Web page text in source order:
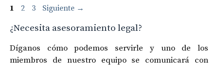
Navegación
entradas
Página
1 Página
2 Página
3 Siguiente →
¿Necesita asesoramiento legal?
Díganos cómo podemos servirle y uno de los
miembros de nuestro equipo se comunicará con